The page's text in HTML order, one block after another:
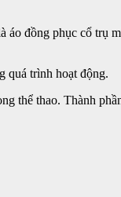
đồng phục cổ trụ
quá trình hoạt động.
thể thao. Thành